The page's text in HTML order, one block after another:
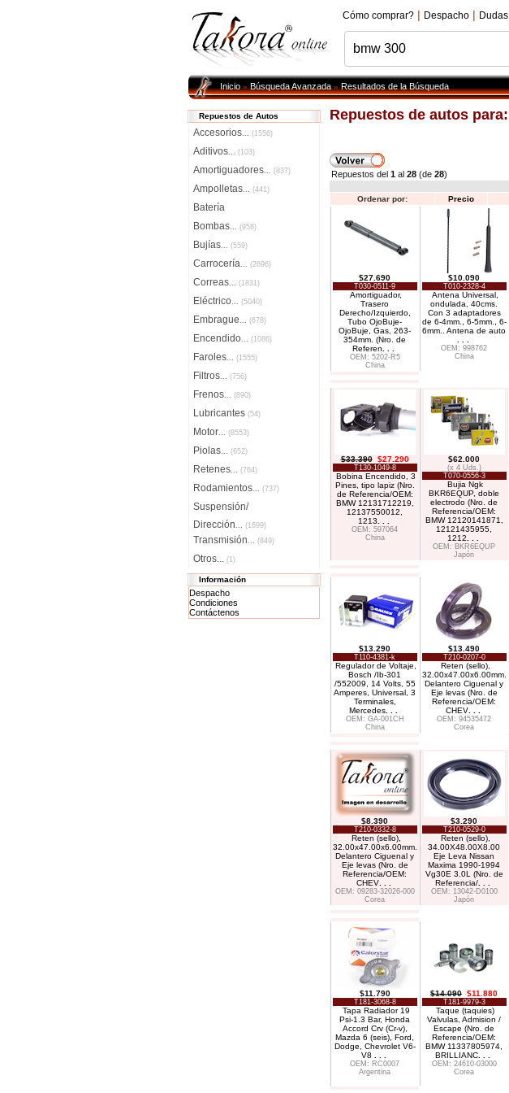
Cómo comprar? | Despacho | Dudas
Inicio»Búsqueda Avanzada»Resultados de la Búsqueda
Repuestos de Autos
Accesorios... (1556)
Aditivos... (103)
Amortiguadores... (837)
Ampolletas... (441)
Batería
Bombas... (958)
Bujías... (559)
Carrocería... (2696)
Correas... (1831)
Eléctrico... (5040)
Embrague... (678)
Encendido... (1086)
Faroles... (1555)
Filtros... (756)
Frenos... (890)
Lubricantes(54)
Motor... (8553)
Piolas... (652)
Retenes... (764)
Rodamientos... (737)
Suspensión/
Dirección... (1699)
Transmisión... (849)
Otros...(1)
Información
Despacho
Condiciones
Contáctenos
Repuestos de autos para:
Repuestos del 1al 28(de 28)
Ordenar por: Precio
$27.690
T030-0511-9
Amortiguador,
Trasero
Derecho/Izquierdo,
Tubo OjoBuje-
OjoBuje, Gas, 263-
354mm. (Nro. de
Referen
OEM: 5202-R5
China
$10.090
T010-2328-4
Antena Universal,
ondulada, 40cms.
Con 3 adaptadores
de 6-4mm., 6-5mm., 6-
6mm.. Antena de auto
OEM: 998762
China
$33.390 $27.290
T130-1049-8
Bobina Encendido, 3
Pines, tipo lapiz (Nro.
de Referencia/OEM:
BMW 12131712219,
12137550012,
1213
OEM: 597064
China
$62.000
(x 4 Uds.)
T070-0556-3
Bujia Ngk
BKR6EQUP, doble
electrodo (Nro. de
Referencia/OEM:
BMW 12120141871,
12121435955,
1212
OEM: BKR6EQUP
Japón
$13.290
T110-4381-k
Regulador de Voltaje,
Bosch /Ib-301
/552009, 14 Volts, 55
Amperes, Universal, 3
Terminales,
Mercedes
OEM: GA-001CH
China
$13.490
T210-0207-0
Reten (sello),
32.00x47.00x6.00mm.
Delantero Ciguenal y
Eje levas (Nro. de
Referencia/OEM:
CHEV. . .
OEM: 94535472
Corea
$8.390
T210-0332-8
Reten (sello),
32.00x47.00x6.00mm.
Delantero Ciguenal y
Eje levas (Nro. de
Referencia/OEM:
CHEV. . .
OEM: 09283-32026-000
Corea
$3.290
T210-0529-0
Reten (sello),
34.00X48.00X8.00
Eje Leva Nissan
Maxima 1990-1994
Vg30E 3.0L (Nro. de
Referencia/
OEM: 13042-D0100
Japón
$11.790
T181-3068-8
Tapa Radiador 19
Psi-1.3 Bar, Honda
Accord Crv (Cr-v),
Mazda 6 (seis), Ford,
Dodge, Chevrolet V6-
V8
OEM: RC0007
Argentina
$14.090 $11.880
T181-9979-3
Taque (taquies)
Valvulas, Admision /
Escape (Nro. de
Referencia/OEM:
BMW 11337805974,
BRILLIANC
OEM: 24610-03000
Corea